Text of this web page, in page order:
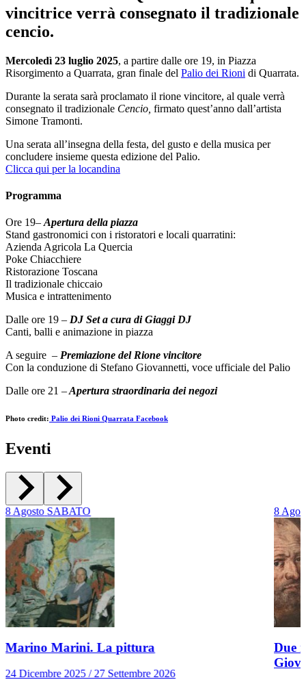
vincitrice verrà consegnato il tradizionale
cencio.
Mercoledì 23 luglio 2025, a partire dalle ore 19, in Piazza
Risorgimento a Quarrata, gran finale del Palio dei Rioni di Quarrata.
Durante la serata sarà proclamato il rione vincitore, al quale verrà
consegnato il tradizionale Cencio, firmato quest’anno dall’artista
Simone Tramonti.
Una serata all’insegna della festa, del gusto e della musica per
concludere insieme questa edizione del Palio.
Clicca qui per la locandina
Programma
Ore 19– Apertura della piazza
Stand gastronomici con i ristoratori e locali quarratini:
Azienda Agricola La Quercia
Poke Chiacchiere
Ristorazione Toscana
Il tradizionale chiccaio
Musica e intrattenimento
Dalle ore 19 – DJ Set a cura di Giaggi DJ
Canti, balli e animazione in piazza
A seguire – Premiazione del Rione vincitore
Con la conduzione di Stefano Giovannetti, voce ufficiale del Palio
Dalle ore 21 –Apertura straordinaria dei negozi
Photo credit: Palio dei Rioni Quarrata Facebook
Eventi
8Agosto SABATO
Marino Marini. La pittura
24 Dicembre 2025 / 27 Settembre 2026
8
Due